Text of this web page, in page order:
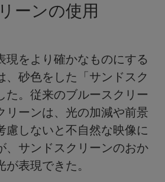
ーンの使用
現をより確かなものにする
、砂色をした「サンドスク
た。従来のブルースクリー
リーンは、光の加減や前景
慮しないと不自然な映像に
、サンドスクリーンのおか
表現できた。